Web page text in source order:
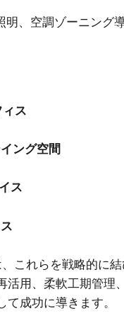
、空調ゾーニング
ス
ング空間
ス
これらを戦略的に
用、柔軟工期管理
成功に導きます。